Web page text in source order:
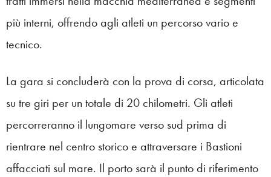
più interni, offrendo agli atleti un percorso vario e
tecnico.
La gara si concluderà con la prova di corsa, articolata
su tre giri per un totale di 20 chilometri. Gli atleti
percorreranno il lungomare verso sud prima di
rientrare nel centro storico e attraversare i Bastioni
affacciati sul mare. Il porto sarà il punto di riferimento